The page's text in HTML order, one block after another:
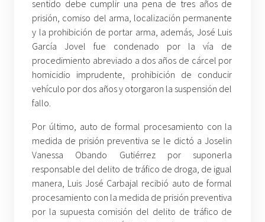
sentido debe cumplir una pena de tres años de
prisión, comiso del arma, localización permanente
y la prohibición de portar arma, además, José Luis
García Jovel fue condenado por la vía de
procedimiento abreviado a dos años de cárcel por
homicidio imprudente, prohibición de conducir
vehículo por dos años y otorgaron la suspensión del
fallo.
Por último, auto de formal procesamiento con la
medida de prisión preventiva se le dictó a Joselin
Vanessa Obando Gutiérrez por suponerla
responsable del delito de tráfico de droga, de igual
manera, Luis José Carbajal recibió auto de formal
procesamiento con la medida de prisión preventiva
por la supuesta comisión del delito de tráfico de